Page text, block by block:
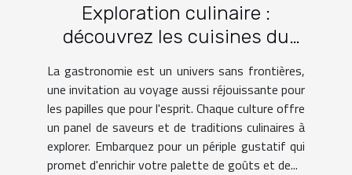
Exploration culinaire :
découvrez les cuisines du
monde à travers le voyage
La gastronomie est un univers sans frontières,
une invitation au voyage aussi réjouissante pour
les papilles que pour l'esprit. Chaque culture offre
un panel de saveurs et de traditions culinaires à
explorer. Embarquez pour un périple gustatif qui
promet d'enrichir votre palette de goûts et de...